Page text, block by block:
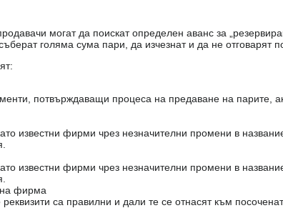
могат да поискат определен аванс за
голяма сума пари, да изчезнат и да не отговарят
потвърждаващи процеса на предаване на парите,
известни фирми чрез незначителни промени в
известни фирми чрез незначителни промени в
фирма
са правилни и дали те се отнасят към